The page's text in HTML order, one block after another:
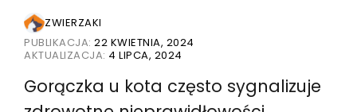
ZWIERZAKI
PUBLIKACJA: 22 KWIETNIA, 2024
AKTUALIZACJA: 4 LIPCA, 2024
Gorączka u kota często sygnalizuje